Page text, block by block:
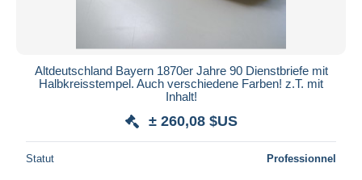
Altdeutschland Bayern 1870er Jahre 90 Dienstbriefe mit
Halbkreisstempel. Auch verschiedene Farben! z.T. mit
Inhalt!
± 260,08 $US
Statut Professionnel